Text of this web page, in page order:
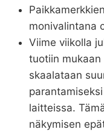
monivalintana
Viime viikolla
tuotiin
skaalataan
laitteissa.
näkymisen